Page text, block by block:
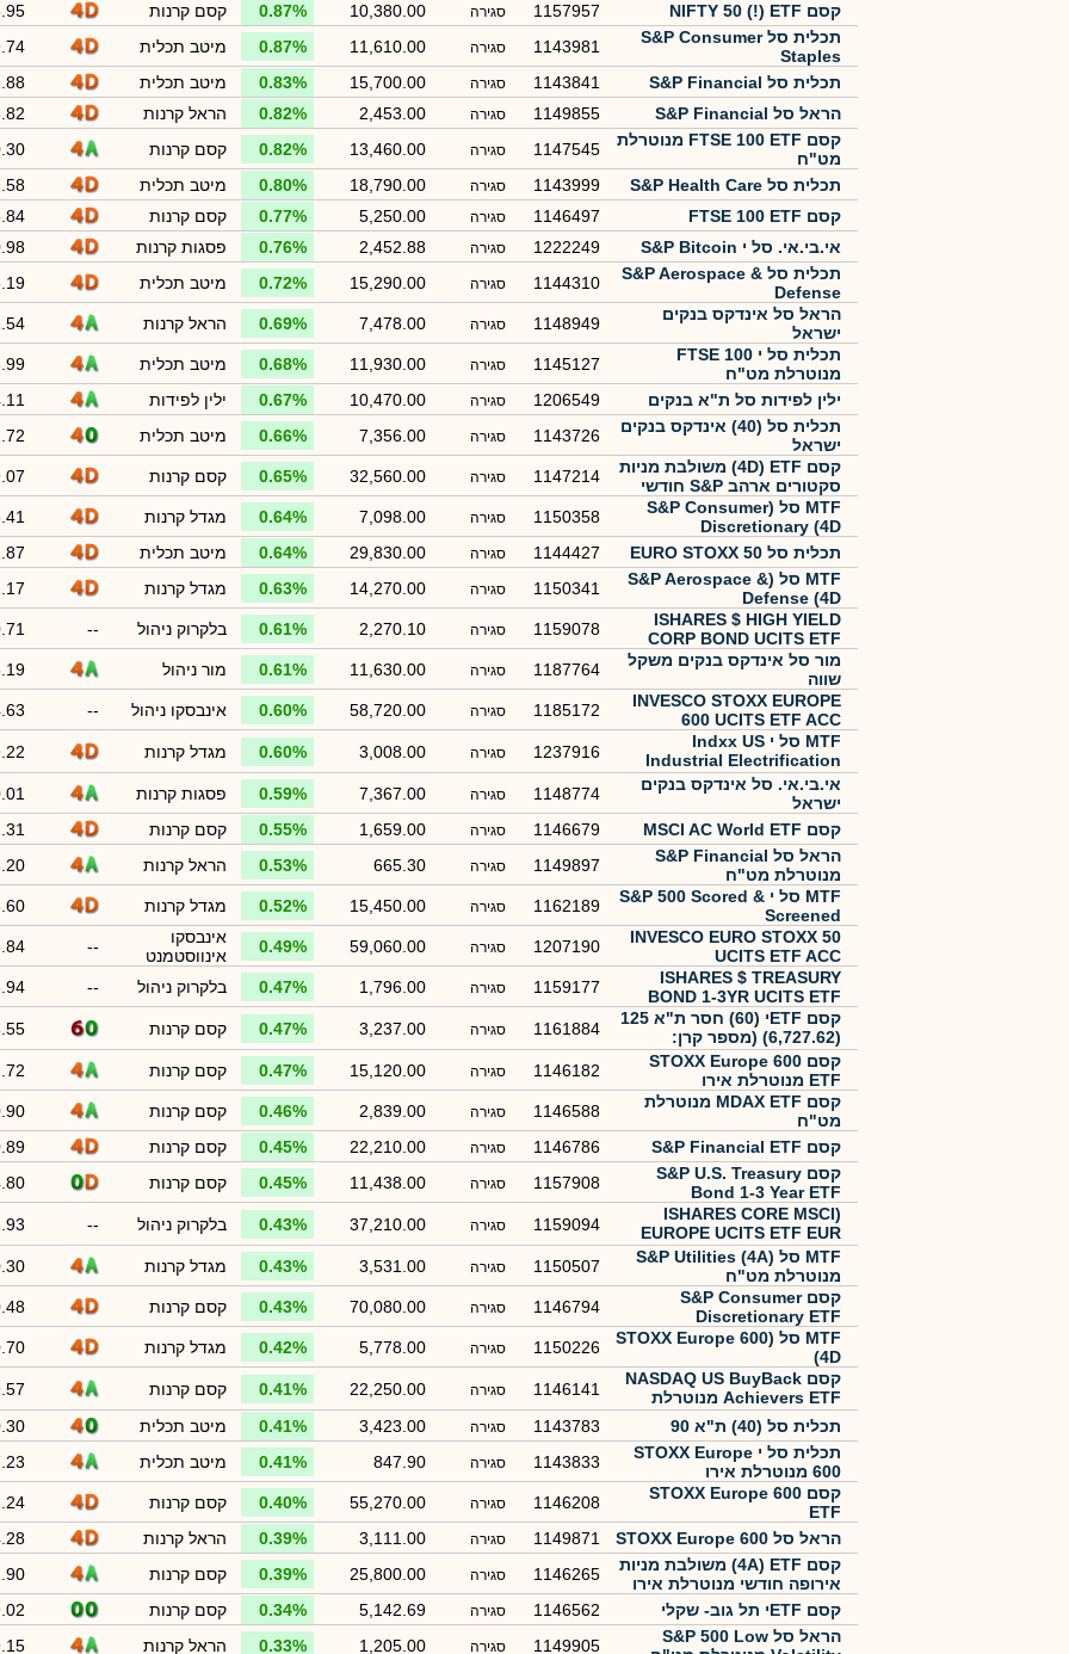
קסם NIFTY 50 (!) ETF
1157957 סגירה 10,380.00
0.87% קסם קרנות
תכלית סל ‏S&P Consumer
Staples
1143981 סגירה 11,610.00
0.87% מיטב תכלית
תכלית סל ‏S&P Financial
1143841 סגירה 15,700.00
0.83% מיטב תכלית
הראל סל ‏S&P Financial
1149855 סגירה 2,453.00
0.82% הראל קרנות
קסם FTSE 100 ETF מנוטרלת
מט"ח
1147545 סגירה 13,460.00
0.82% קסם קרנות
תכלית סל S&P Health Care
1143999 סגירה 18,790.00
0.80% מיטב תכלית
קסם FTSE 100 ETF
1146497 סגירה 5,250.00
0.77% קסם קרנות
אי.בי.אי. סל י S&P Bitcoin
1222249 סגירה 2,452.88
0.76% פסגות קרנות
תכלית סל ‏S&P Aerospace &
Defense
1144310 סגירה 15,290.00
0.72% מיטב תכלית
הראל סל אינדקס בנקים
ישראל
1148949 סגירה 7,478.00
0.69% הראל קרנות
תכלית סל י FTSE 100
מנוטרלת מט"ח
1145127 סגירה 11,930.00
0.68% מיטב תכלית
ילין לפידות סל ת"א בנקים
1206549 סגירה 10,470.00
0.67% ילין לפידות
תכלית סל (40) אינדקס בנקים
ישראל
1143726 סגירה 7,356.00
0.66% מיטב תכלית
קסם 4D) ETF) משולבת מניות
סקטורים ארהב S&P חודשי
1147214 סגירה 32,560.00
0.65% קסם קרנות
MTF סל (S&P Consumer
Discretionary (4D
1150358 סגירה 7,098.00
0.64% מגדל קרנות
תכלית סל ‏‏EURO STOXX 50
1144427 סגירה 29,830.00
0.64% מיטב תכלית
MTF סל (S&P Aerospace &
Defense (4D
1150341 סגירה 14,270.00
0.63% מגדל קרנות
ISHARES $ HIGH YIELD
CORP BOND UCITS ETF
1159078 סגירה 2,270.10
0.61% בלקרוק ניהול --
מור סל אינדקס בנקים משקל
שווה
1187764 סגירה 11,630.00
0.61% מור ניהול
INVESCO STOXX EUROPE
600 UCITS ETF ACC
1185172 סגירה 58,720.00
0.60% אינבסקו ניהול --
MTF סל י Indxx US
Industrial Electrification
Ecosystem
1237916 סגירה 3,008.00
0.60% מגדל קרנות
אי.בי.אי. סל אינדקס בנקים
ישראל
1148774 סגירה 7,367.00
0.59% פסגות קרנות
קסם MSCI AC World ETF
1146679 סגירה 1,659.00
0.55% קסם קרנות
הראל סל ‏S&P Financial
מנוטרלת מט"ח
1149897 סגירה 665.30
0.53% הראל קרנות
MTF סל י S&P 500 Scored &
Screened
1162189 סגירה 15,450.00
0.52% מגדל קרנות
INVESCO EURO STOXX 50
UCITS ETF ACC
1207190 סגירה 59,060.00
0.49%
אינבסקו
אינווסטמנט
--
ISHARES $ TREASURY
BOND 1-3YR UCITS ETF
1159177 סגירה 1,796.00
0.47% בלקרוק ניהול --
קסם ETFי (60) חסר ת"א 125
(6,727.62) (מספר קרן:
1161884)
1161884 סגירה 3,237.00
0.47% קסם קרנות
קסם STOXX Europe 600
ETF מנוטרלת אירו
1146182 סגירה 15,120.00
0.47% קסם קרנות
קסם MDAX ETF מנוטרלת
מט"ח
1146588 סגירה 2,839.00
0.46% קסם קרנות
קסם S&P Financial ETF
1146786 סגירה 22,210.00
0.45% קסם קרנות
קסם S&P U.S. Treasury
Bond 1-3 Year ETF
1157908 סגירה 11,438.00
0.45% קסם קרנות
(ISHARES CORE MSCI
EUROPE UCITS ETF EUR
(ACC
1159094 סגירה 37,210.00
0.43% בלקרוק ניהול --
MTF סל (S&P Utilities (4A
מנוטרלת מט"ח
1150507 סגירה 3,531.00
0.43% מגדל קרנות
קסם S&P Consumer
Discretionary ETF
1146794 סגירה 70,080.00
0.43% קסם קרנות
MTF סל (STOXX Europe 600
(4D
1150226 סגירה 5,778.00
0.42% מגדל קרנות
קסם NASDAQ US BuyBack
Achievers ETF מנוטרלת
מט"ח
1146141 סגירה 22,250.00
0.41% קסם קרנות
תכלית סל (40) ת"א 90
1143783 סגירה 3,423.00
0.41% מיטב תכלית
תכלית סל י STOXX Europe
600 מנוטרלת אירו
1143833 סגירה 847.90
0.41% מיטב תכלית
קסם STOXX Europe 600
ETF
1146208 סגירה 55,270.00
0.40% קסם קרנות
הראל סל ‏STOXX Europe 600
1149871 סגירה 3,111.00
0.39% הראל קרנות
קסם 4A) ETF) משולבת מניות
אירופה חודשי מנוטרלת אירו
1146265 סגירה 25,800.00
0.39% קסם קרנות
קסם ETFי תל גוב- שקלי
1146562 סגירה 5,142.69
0.34% קסם קרנות
הראל סל ‏S&P 500 Low
1149905 סגירה 1,205.00
0.33% הראל קרנות